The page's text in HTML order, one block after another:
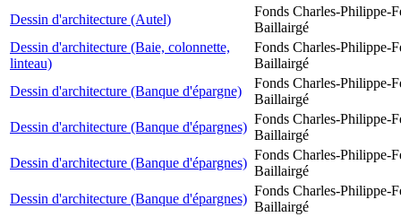
Dessin d'architecture (Autel)
Fonds Charles-Philippe-
Baillairgé
Dessin d'architecture (Baie, colonnette,
linteau)
Fonds Charles-Philippe-
Baillairgé
Dessin d'architecture (Banque d'épargne)
Fonds Charles-Philippe-
Baillairgé
Dessin d'architecture (Banque d'épargnes)
Fonds Charles-Philippe-
Baillairgé
Dessin d'architecture (Banque d'épargnes)
Fonds Charles-Philippe-
Baillairgé
Dessin d'architecture (Banque d'épargnes)
Fonds Charles-Philippe-
Baillairgé